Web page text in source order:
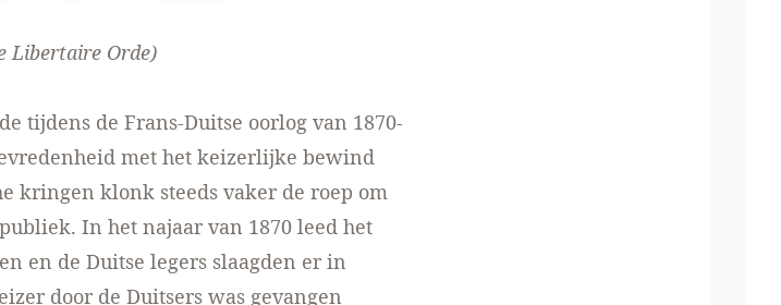
Libertaire Orde)
tijdens de Frans-Duitse oorlog van 1870-
met het keizerlijke bewind
kringen klonk steeds vaker de roep om
In het najaar van 1870 leed het
en de Duitse legers slaagden er in
door de Duitsers was gevangen